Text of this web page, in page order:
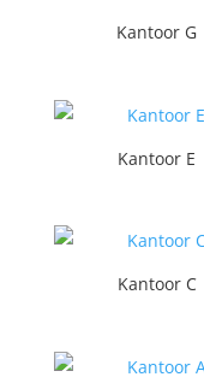
Kantoor G
Kantoor E
Kantoor C